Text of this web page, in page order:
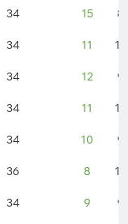
34 15 8
34 11 12
34 12 9
34 11 11
34 10 9
36 8 12
34 9 9